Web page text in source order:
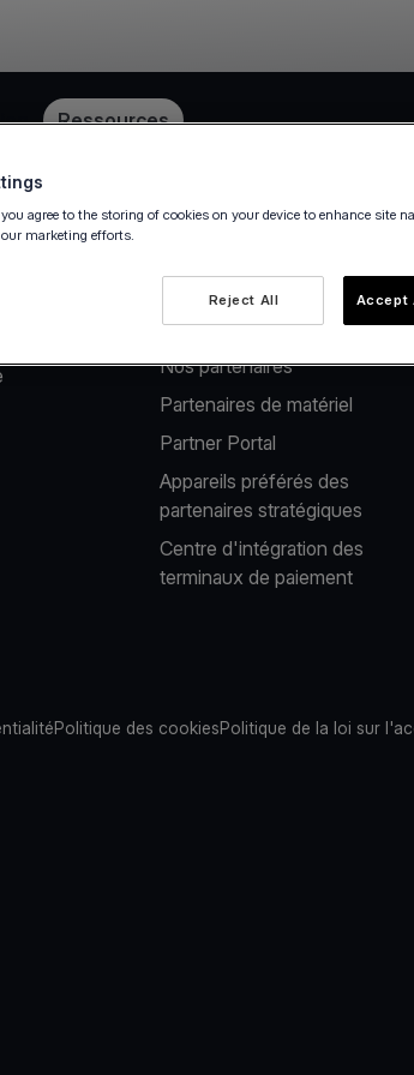
Ressources
partenaires
Solutions pour éditeurs​
Nos partenaires​
Partenaires de matériel
Partner Portal
Appareils préférés des
partenaires stratégiques
Centre d'intégration des
terminaux de paiement
Politique des cookiesPolitique de la loi sur
agree to the storing of cookies on your device to enhance site
marketing efforts.
Reject All Accept